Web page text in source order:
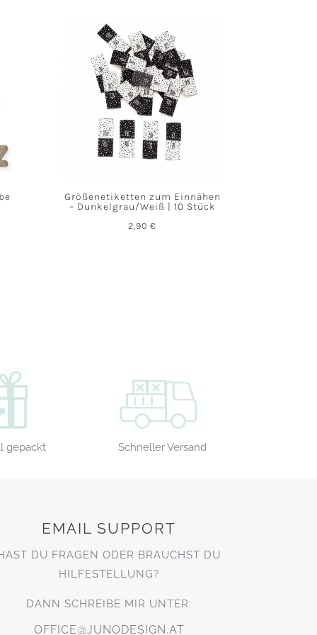
Größenetiketten zum Einnähen
– Dunkelgrau/Weiß | 10 Stück
2,90€
gepackt Schneller Versand
EMAIL SUPPORT
DU FRAGEN ODER BRAUCHST DU
HILFESTELLUNG?
DANN SCHREIBE MIR UNTER:
OFFICE@JUNODESIGN.AT